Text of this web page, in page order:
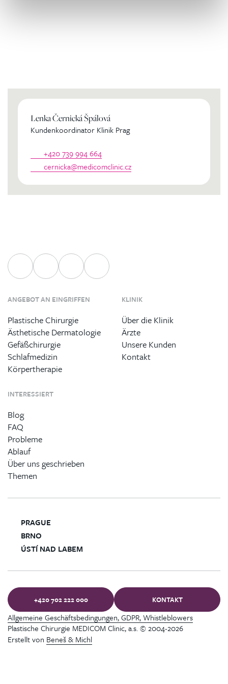
Lenka Černická Špálová
Kundenkoordinator Klinik Prag
+420 739 994 664
cernicka@medicomclinic.cz
ANGEBOT AN EINGRIFFEN
Plastische Chirurgie
Ästhetische Dermatologie
Gefäßchirurgie
Schlafmedizin
Körpertherapie
KLINIK
Über die Klinik
Ärzte
Unsere Kunden
Kontakt
INTERESSIERT
Blog
FAQ
Probleme
Ablauf
Über uns geschrieben
Themen
PRAGUE
BRNO
ÚSTÍ NAD LABEM
+420 702 222 000 KONTAKT
Plastische Chirurgie MEDICOM Clinic, a.s. © 2004-2026
Allgemeine Geschäftsbedingungen, GDPR, Whistleblowers
Erstellt von Beneš & Michl